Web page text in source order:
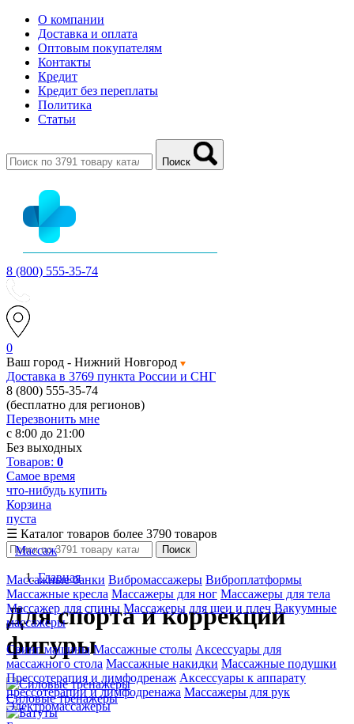
О компании
Доставка и оплата
Оптовым покупателям
Контакты
Кредит
Кредит без переплаты
Политика
Статьи
Поиск
8 (800) 555-35-74
0
Ваш город - Нижний Новгород
Доставка в 3769 пункта России и СНГ
8 (800) 555-35-74
(бесплатно для регионов)
Перезвонить мне
с 8:00 до 21:00
Без выходных
Товаров: 0
Самое время
что-нибудь купить
Корзина
пуста
☰ Каталог товаров более 3790 товаров
Массаж
Массажные банки Вибромассажеры Виброплатформы
Массажные кресла Массажеры для ног Массажеры для тела
Массажер для спины Массажеры для шеи и плеч Вакуумные
массажеры
Свинг машины Массажные столы Аксессуары для
массажного стола Массажные накидки Массажные подушки
Прессотерапия и лимфодренаж Аксессуары к аппарату
прессотерапии и лимфодренажа Массажеры для рук
Электромассажеры
Поиск
Главная
Для спорта и коррекции
фигуры
Силовые тренажеры